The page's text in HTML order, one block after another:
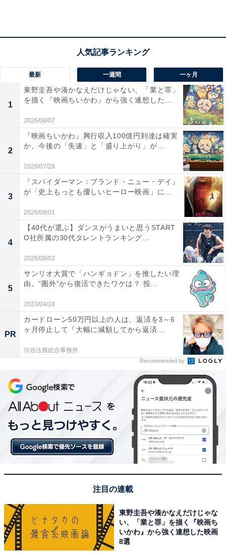
ハンド）、反対側の面を裏面（もしくはバックハンド）
ラバーの名前とラケットの裏表の呼称が似ているため
少々ややこしいですが、例えば「裏ソフトラバー」をラ
ケットの「表面（フォアハンド）」に使用することは何
ら問題はありません。「表ソフトラバー」をラケットの
「裏面（バックハンド）」に貼るのも同様です。
1：裏ソフトラバー
裏ソフトラバーは表面がつるつるしています。
裏ソフトラバーは表面がつるつるしていて、ボールとの
接地面積が大きいため回転をかけやすいのが特徴。3種
類のラバーの中では1番メジャーで利用者も多いです。
今回の混合ダブルスの水谷選手や許昕選手、劉詩雯選手
も使用しており、ラケットの両面が裏ソフトラバーであ
ることを「裏裏（うらうら）」と呼ぶことも。
最新 一週間 一ヶ月
1
東野圭吾や湊かなえだけじゃない、「業と罪」
を描く『映画ちいかわ』から強く連想した...
2026/08/07
2
『映画ちいかわ』興行収入100億円到達は確実
か。今後の「失速」と「盛り上がり」が...
2026/07/28
3
『スパイダーマン：ブランド・ニュー・デイ』
が「史上もっとも優しいヒーロー映画」に...
2026/08/01
4
【40代が選ぶ】ダンスがうまいと思うSTART
O社所属の30代タレントランキング...
2026/08/02
5
サンリオ大賞で「ハンギョドン」を推したい理
由。“圏外”から復活できたワケは？ 投...
2023/04/18
PR
カードローン50万円以上の人は、返済を3～6
ヶ月停止して『大幅に減額してから返済...
渋谷法務総合事務所
Recommended by
注目の連載
東野圭吾や湊かなえだけじゃな
い、「業と罪」を描く『映画ち
いかわ』から強く連想した映画
8選